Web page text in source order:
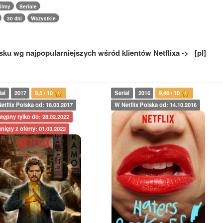
Seriale
30 dni
Wszystkie
wg najpopularniejszych wśród klientów Netflixa -> [pl]
2017
9,5 / 10
Polska od: 18.03.2017
tylko do: 28.02.2022
z oferty: 01.03.2022
Serial 2016
9,48 / 10
W Netflix Polska od: 14.10.2016